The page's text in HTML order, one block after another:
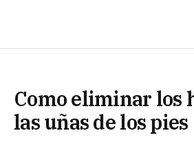
Como eliminar los
las uñas de los pies